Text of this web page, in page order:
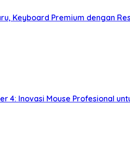
Keyboard Premium dengan
4: Inovasi Mouse Profesional